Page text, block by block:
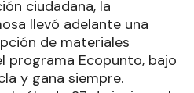
ciudadana, la
llevó adelante una
de materiales
programa Ecopunto, bajo
y gana siempre.